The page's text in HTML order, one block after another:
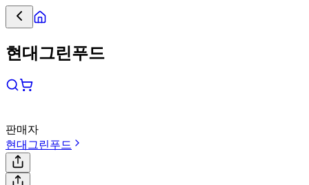
현대그린푸드
판매자
현대그린푸드